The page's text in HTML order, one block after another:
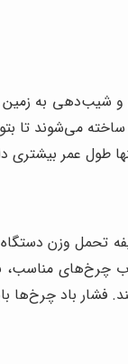
و شیب‌دهی به
می‌شوند تا
طول عمر
وزن دستگاه و
چرخ‌های مناسب،
فشار باد